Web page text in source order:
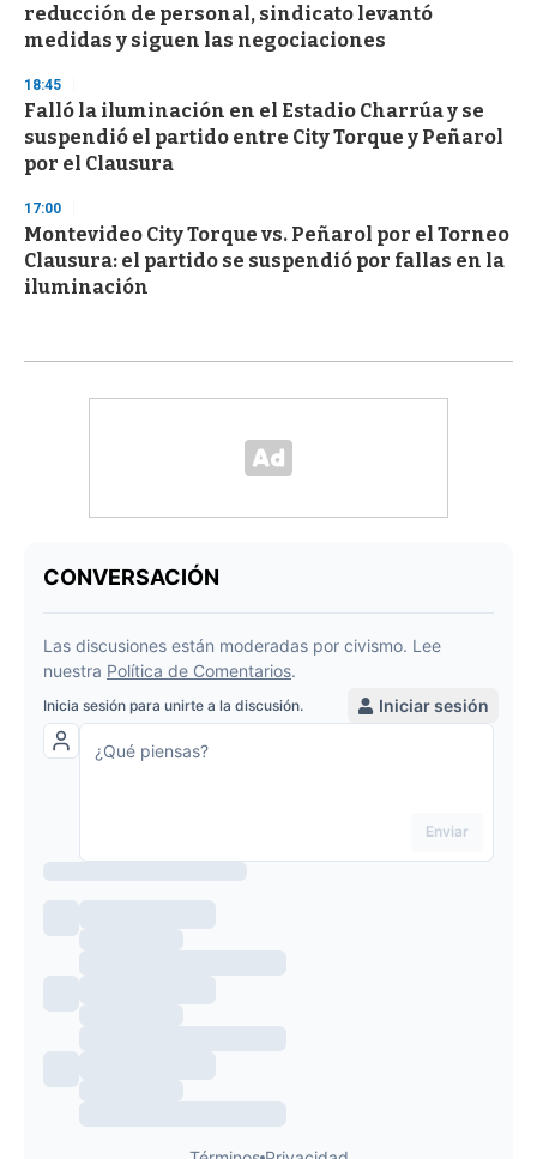
reducción de personal, sindicato levantó
medidas y siguen las negociaciones
18:45
Falló la iluminación en el Estadio Charrúa y se
suspendió el partido entre City Torque y Peñarol
por el Clausura
17:00
Montevideo City Torque vs. Peñarol por el Torneo
Clausura: el partido se suspendió por fallas en la
iluminación